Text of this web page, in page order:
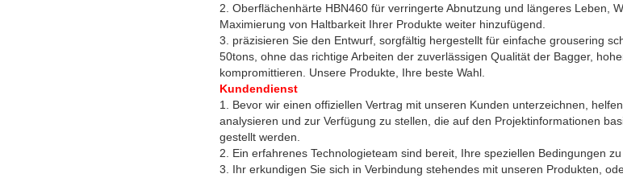
2. Oberflächenhärte HBN460 für verringerte Abnutzung und längeres Leben,
Maximierung von Haltbarkeit Ihrer Produkte weiter hinzufügend.
3. präzisieren Sie den Entwurf, sorgfältig hergestellt für einfache grousering
50tons, ohne das richtige Arbeiten der zuverlässigen Qualität der Bagger,
kompromittieren. Unsere Produkte, Ihre beste Wahl.
Kundendienst
1. Bevor wir einen offiziellen Vertrag mit unseren Kunden unterzeichnen,
analysieren und zur Verfügung zu stellen, die auf den Projektinformationen
gestellt werden.
2. Ein erfahrenes Technologieteam sind bereit, Ihre speziellen Bedingungen zu
3. Ihr erkundigen Sie sich in Verbindung stehendes mit unseren Produkten,